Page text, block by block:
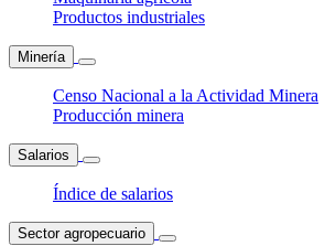
Productos industriales
Minería
Censo Nacional a la Actividad Minera
Producción minera
Salarios
Índice de salarios
Sector agropecuario